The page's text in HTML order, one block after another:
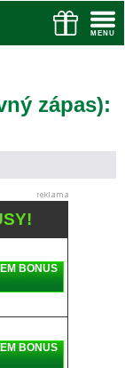
zápas):
BONUS
BONUS